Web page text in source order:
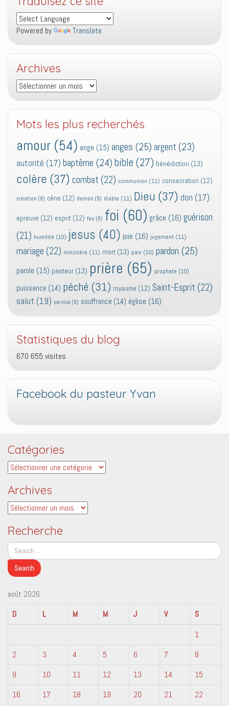
Powered by Translate
Archives
Archives
Mots les plus recherchés
amour (54) ange (15) anges (25) argent (23)
autorité (17) baptême (24) bible (27) bénédiction (13)
colère (37) combat (22) communion (11) consecration (12)
création (9) cène (12) demon (9) diable (11) Dieu (37) don (17)
epreuve (12) esprit (12) feu (9) foi (60) grâce (16) guérison
(21) humilité (10) jesus (40) joie (16) jugement (11)
mariage (22) ministère (11) mort (13) paix (10) pardon (25)
parole (15) pasteur (13) prière (65) prophete (10)
puissance (14) péché (31) royaume (12) Saint-Esprit (22)
salut (19) service (9) souffrance (14) église (16)
Statistiques du blog
670 655 visites
Facebook du pasteur Yvan
Catégories
Catégories
Archives
Archives
Recherche
août 2026
D
L M M J V
S
1
2
3 4 5 6 7
8
9
10 11 12 13 14
15
16
17 18 19 20 21
22